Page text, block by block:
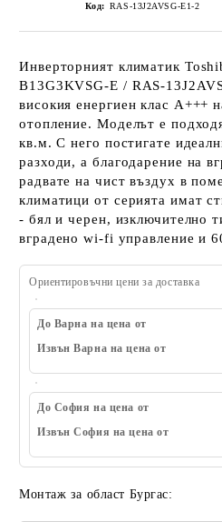
Код: RAS-13J2AVSG-E1-2
Инверторният климатик
B13G3KVSG-E / RAS-
високия енергиен клас A+++
отопление. Моделът е
кв.м. С него постигате
разходи, а благодарение на
радвате на чист въздух в
климатици от серията имат
- бял и черен, изключително
вградено wi-fi управление и
Ориентировъчни цени за доставка
До Варна на цена от
Извън Варна на цена от
До София на цена от
Извън София на цена от
Монтаж за област Бургас: